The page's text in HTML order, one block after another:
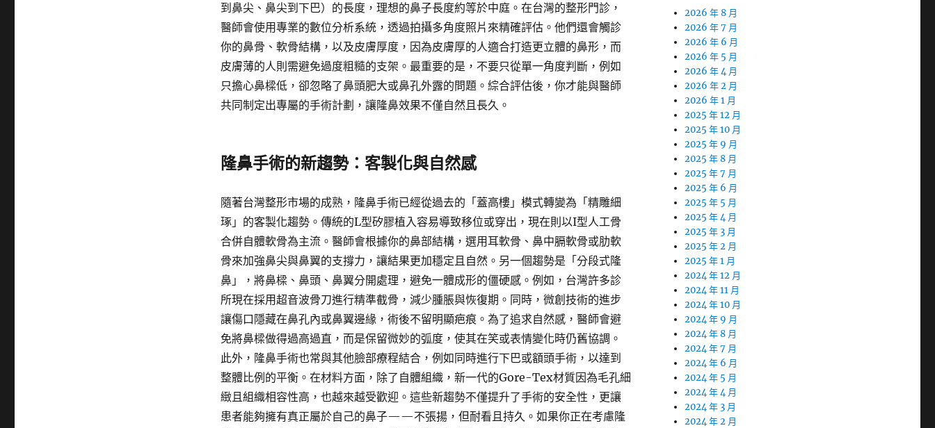
到鼻尖、鼻尖到下巴）的長度，理想的鼻子長度約等於中庭。在台灣的整形門診，
醫師會使用專業的數位分析系統，透過拍攝多角度照片來精確評估。他們還會觸診
你的鼻骨、軟骨結構，以及皮膚厚度，因為皮膚厚的人適合打造更立體的鼻形，而
皮膚薄的人則需避免過度粗糙的支架。最重要的是，不要只從單一角度判斷，例如
只擔心鼻樑低，卻忽略了鼻頭肥大或鼻孔外露的問題。綜合評估後，你才能與醫師
共同制定出專屬的手術計劃，讓隆鼻效果不僅自然且長久。
隆鼻手術的新趨勢：客製化與自然感
隨著台灣整形市場的成熟，隆鼻手術已經從過去的「蓋高樓」模式轉變為「精雕細
琢」的客製化趨勢。傳統的L型矽膠植入容易導致移位或穿出，現在則以I型人工骨
合併自體軟骨為主流。醫師會根據你的鼻部結構，選用耳軟骨、鼻中膈軟骨或肋軟
骨來加強鼻尖與鼻翼的支撐力，讓結果更加穩定且自然。另一個趨勢是「分段式隆
鼻」，將鼻樑、鼻頭、鼻翼分開處理，避免一體成形的僵硬感。例如，台灣許多診
所現在採用超音波骨刀進行精準截骨，減少腫脹與恢復期。同時，微創技術的進步
讓傷口隱藏在鼻孔內或鼻翼邊緣，術後不留明顯疤痕。為了追求自然感，醫師會避
免將鼻樑做得過高過直，而是保留微妙的弧度，使其在笑或表情變化時仍舊協調。
此外，隆鼻手術也常與其他臉部療程結合，例如同時進行下巴或額頭手術，以達到
整體比例的平衡。在材料方面，除了自體組織，新一代的Gore-Tex材質因為毛孔細
緻且組織相容性高，也越來越受歡迎。這些新趨勢不僅提升了手術的安全性，更讓
患者能夠擁有真正屬於自己的鼻子——不張揚，但耐看且持久。如果你正在考慮隆
2026 年 8 月
2026 年 7 月
2026 年 6 月
2026 年 5 月
2026 年 4 月
2026 年 2 月
2026 年 1 月
2025 年 12 月
2025 年 10 月
2025 年 9 月
2025 年 8 月
2025 年 7 月
2025 年 6 月
2025 年 5 月
2025 年 4 月
2025 年 3 月
2025 年 2 月
2025 年 1 月
2024 年 12 月
2024 年 11 月
2024 年 10 月
2024 年 9 月
2024 年 8 月
2024 年 7 月
2024 年 6 月
2024 年 5 月
2024 年 4 月
2024 年 3 月
2024 年 2 月